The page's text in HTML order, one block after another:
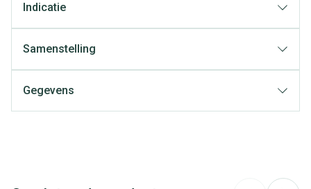
Indicatie
Samenstelling
Gegevens